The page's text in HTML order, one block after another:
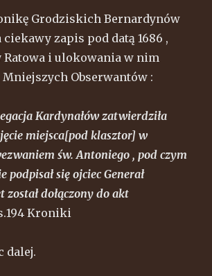
Grodziskich Bernardynów
zapis pod datą 1686 ,
i ulokowania w nim
Obserwantów :
Kardynałów zatwierdziła
miejsca[pod klasztor] w
św. Antoniego , pod czym
podpisał się ojciec Generał
został dołączony do akt
Kroniki
dalej.